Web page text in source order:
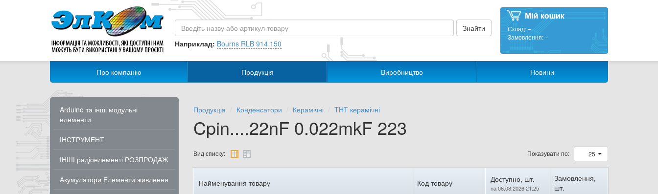
Наприклад: Bourns RLB 914 150
Склад:–
Замовлення:–
Про компанію Продукція Виробництво Новини
Arduino та інші модульні
елементи
ІНСТРУМЕНТ
ІНШІ радіоелементі РОЗПРОДАЖ
Акумулятори Елементи живлення
Продукція Конденсатори Керамічні THT керамічні
Cpin....22nF 0.022mkF 223
Вид списку: Показувати по: 25
Найменування товару Код товару Доступно, шт.
на 06.08.2026 21:25
Замовлення,
шт.